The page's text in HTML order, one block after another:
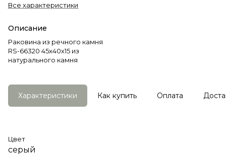
Все характеристики
Описание
Раковина из речного камня
RS-66320 45х40х15 из
натурального камня
Характеристики Как купить Оплата
Цвет
серый